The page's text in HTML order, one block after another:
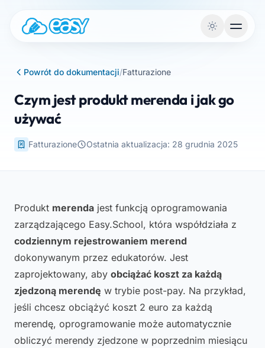
Powrót do dokumentacji/Fatturazione
Czym jest produkt merenda i jak go
używać
Fatturazione Ostatnia aktualizacja: 28 grudnia 2025
Produkt merenda jest funkcją oprogramowania
zarządzającego Easy.School, która współdziała z
codziennym rejestrowaniem merend
dokonywanym przez edukatorów. Jest
zaprojektowany, aby obciążać koszt za każdą
zjedzoną merendę w trybie post-pay. Na przykład,
jeśli chcesz obciążyć koszt 2 euro za każdą
merendę, oprogramowanie może automatycznie
obliczyć merendy zjedzone w poprzednim miesiącu